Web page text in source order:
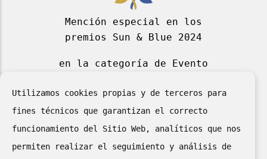
Mención especial en los
premios Sun & Blue 2024
en la categoría de Evento
Utilizamos cookies propias y de terceros para
fines técnicos que garantizan el correcto
funcionamiento del Sitio Web, analíticos que nos
permiten realizar el seguimiento y análisis de